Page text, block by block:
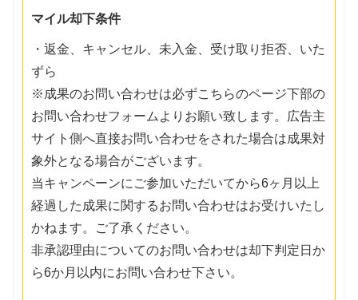
マイル却下条件
・返金、キャンセル、未入金、受け取り拒否、いた
ずら
※成果のお問い合わせは必ずこちらのページ下部の
お問い合わせフォームよりお願い致します。広告主
サイト側へ直接お問い合わせをされた場合は成果対
象外となる場合がございます。
当キャンペーンにご参加いただいてから6ヶ月以上
経過した成果に関するお問い合わせはお受けいたし
かねます。ご了承ください。
非承認理由についてのお問い合わせは却下判定日か
ら6か月以内にお問い合わせ下さい。